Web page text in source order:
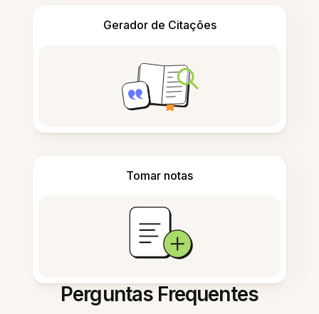
Gerador de Citações
Tomar notas
Perguntas Frequentes